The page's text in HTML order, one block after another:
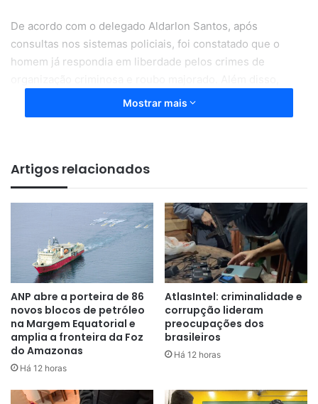
De acordo com o delegado Aldarlon Santos, após
consultas nos sistemas policiais, foi constatado que o
homem já respondia em liberdade pelos crimes de
havia um mandado de prisão preventiva em aberto pelos
crimes de homicídio qualificado, corrupção de menores e
Mostrar mais
Artigos relacionados
ANP abre a porteira de 86
novos blocos de petróleo
na Margem Equatorial e
amplia a fronteira da Foz
do Amazonas
Há 12 horas
AtlasIntel: criminalidade e
corrupção lideram
preocupações dos
brasileiros
Há 12 horas